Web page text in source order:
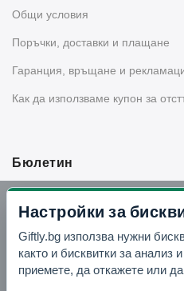
Общи условия
Поръчки, доставки и плащане
Гаранция, връщане и
Как да използваме купон за
Бюлетин
Вземи -10% отстъпка в Telegram
Отвори Telegram
Настройки за
Giftly.bg използва нужни
както и бисквитки за
приемете, да откажете или